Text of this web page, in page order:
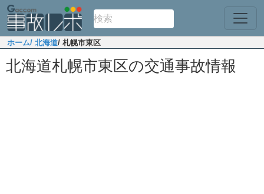
ホーム/ 北海道/ 札幌市東区
北海道札幌市東区の交通事故情報